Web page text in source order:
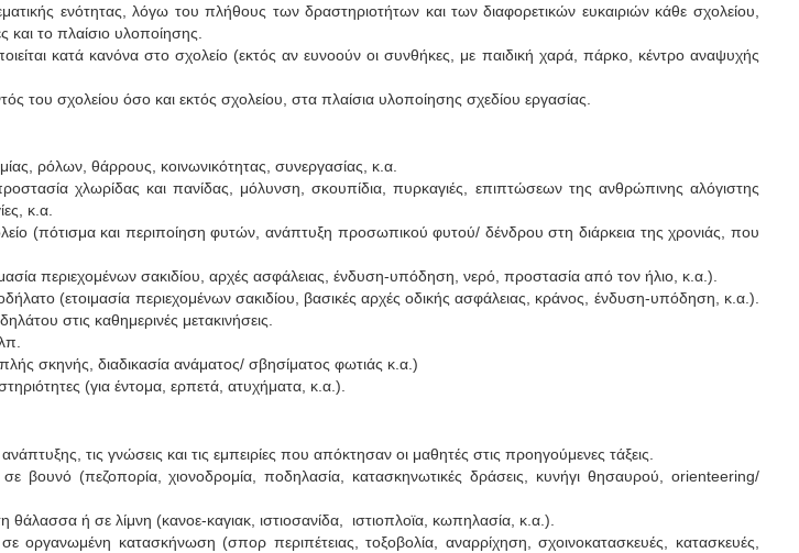
ενότητας, λόγω του πλήθους των δραστηριοτήτων και των διαφορετικών ευκαιριών κάθε σχολείου,
και το πλαίσιο υλοποίησης.
κατά κανόνα στο σχολείο (εκτός αν ευνοούν οι συνθήκες, με παιδική χαρά, πάρκο, κέντρο αναψυχής
του σχολείου όσο και εκτός σχολείου, στα πλαίσια υλοποίησης σχεδίου εργασίας.
ρόλων, θάρρους, κοινωνικότητας, συνεργασίας, κ.α.
χλωρίδας και πανίδας, μόλυνση, σκουπίδια, πυρκαγιές, επιπτώσεων της ανθρώπινης αλόγιστης
κ.α.
(πότισμα και περιποίηση φυτών, ανάπτυξη προσωπικού φυτού/ δένδρου στη διάρκεια της χρονιάς, που
περιεχομένων σακιδίου, αρχές ασφάλειας, ένδυση-υπόδηση, νερό, προστασία από τον ήλιο, κ.α.).
(ετοιμασία περιεχομένων σακιδίου, βασικές αρχές οδικής ασφάλειας, κράνος, ένδυση-υπόδηση, κ.α.).
στις καθημερινές μετακινήσεις.
σκηνής, διαδικασία ανάματος/ σβησίματος φωτιάς κ.α.)
(για έντομα, ερπετά, ατυχήματα, κ.α.).
τις γνώσεις και τις εμπειρίες που απόκτησαν οι μαθητές στις προηγούμενες τάξεις.
βουνό (πεζοπορία, χιονοδρομία, ποδηλασία, κατασκηνωτικές δράσεις, κυνήγι θησαυρού, orienteering/
θάλασσα ή σε λίμνη (κανοε-καγιακ, ιστιοσανίδα, ιστιοπλοϊα, κωπηλασία, κ.α.).
οργανωμένη κατασκήνωση (σπορ περιπέτειας, τοξοβολία, αναρρίχηση, σχοινοκατασκευές, κατασκευές,